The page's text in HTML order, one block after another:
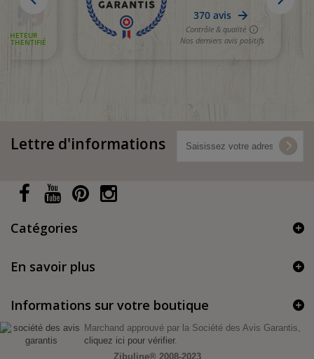
Lettre d'informations
Catégories
En savoir plus
Informations sur votre boutique
Marchand approuvé par la Société des Avis Garantis,
cliquez ici pour vérifier.
Zibuline® 2008-2023